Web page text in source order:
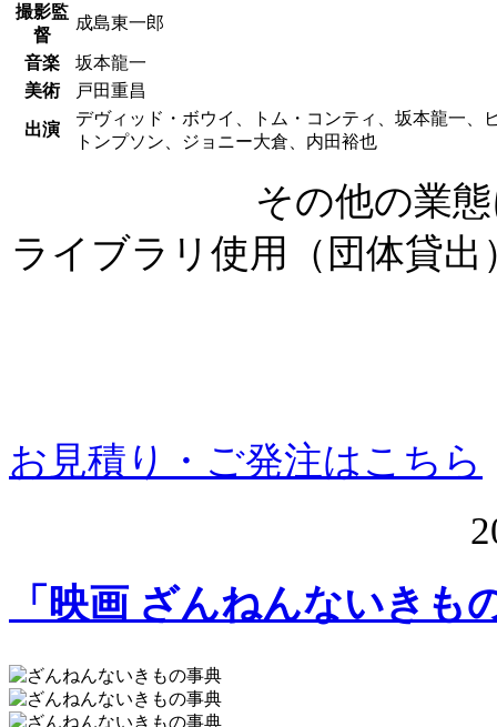
撮影監
督
成島東一郎
音楽
坂本龍一
美術
戸田重昌
出演
デヴィッド・ボウイ、トム・コンティ、坂本龍一、
トンプソン、ジョニー大倉、内田裕也
その他の業
ライブラリ使用（団体貸
お見積り・ご発注はこちら
「映画 ざんねんないきも